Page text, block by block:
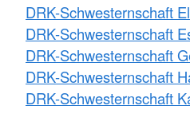
DRK-Schwesternschaft
DRK-Schwesternschaft
DRK-Schwesternschaft
DRK-Schwesternschaft
DRK-Schwesternschaft